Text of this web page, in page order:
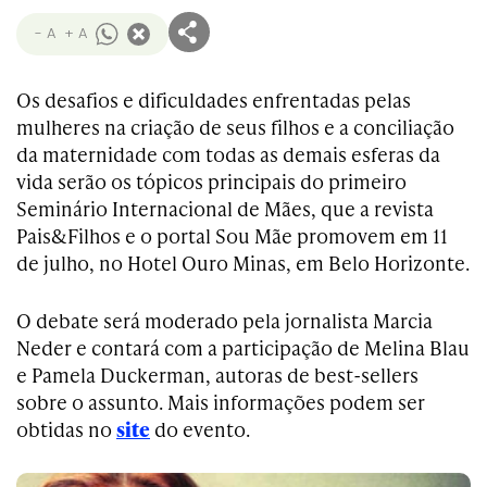
- A + A
Os desafios e dificuldades enfrentadas pelas
mulheres na criação de seus filhos e a conciliação
da maternidade com todas as demais esferas da
vida serão os tópicos principais do primeiro
Seminário Internacional de Mães, que a revista
Pais&Filhos e o portal Sou Mãe promovem em 11
de julho, no Hotel Ouro Minas, em Belo Horizonte.
O debate será moderado pela jornalista Marcia
Neder e contará com a participação de Melina Blau
e Pamela Duckerman, autoras de best-sellers
sobre o assunto. Mais informações podem ser
obtidas no site do evento.